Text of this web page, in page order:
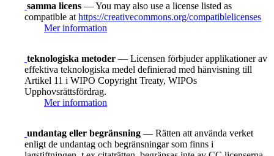
samma licens — You may also use a license listed as
compatible at https://creativecommons.org/compatiblelicenses
Mer information
teknologiska metoder — Licensen förbjuder applikationer av
effektiva teknologiska medel definierad med hänvisning till
Artikel 11 i WIPO Copyright Treaty, WIPOs
Upphovsrättsfördrag.
Mer information
undantag eller begränsning — Rätten att använda verket
enligt de undantag och begränsningar som finns i